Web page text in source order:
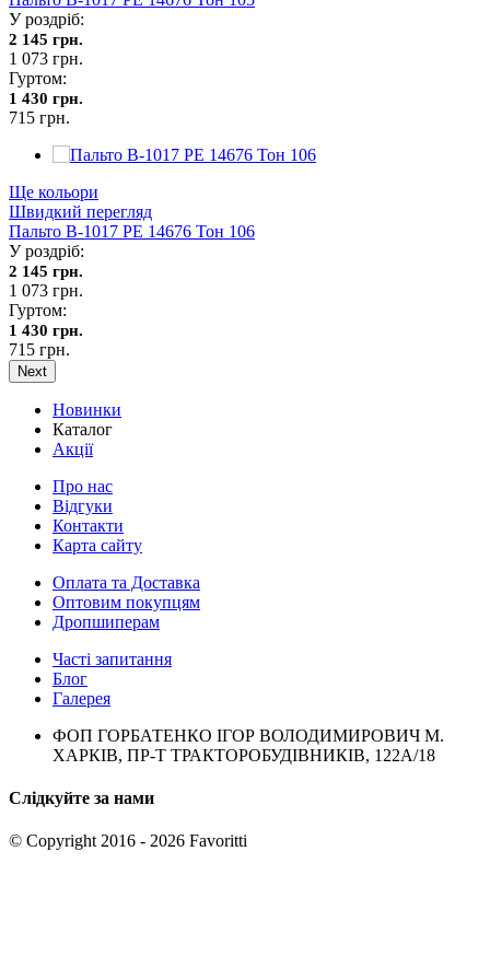
У роздріб:
2 145 грн.
1 073 грн.
Гуртом:
1 430 грн.
715 грн.
Ще кольори
Швидкий перегляд
Пальто В-1017 PE 14676 Тон 106
У роздріб:
2 145 грн.
1 073 грн.
Гуртом:
1 430 грн.
715 грн.
Next
Новинки
Каталог
Акції
Про нас
Відгуки
Контакти
Карта сайту
Оплата та Доставка
Оптовим покупцям
Дропшиперам
Часті запитання
Блог
Галерея
ФОП ГОРБАТЕНКО ІГОР ВОЛОДИМИРОВИЧ М.
ХАРКІВ, ПР-Т ТРАКТОРОБУДІВНИКІВ, 122А/18
Слідкуйте за нами
© Copyright 2016 - 2026 Favoritti